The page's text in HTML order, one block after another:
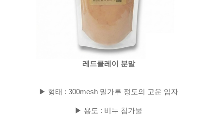
레드클레이 분말
▶ 형태 : 300mesh 밀가루 정도의 고운 입자
▶ 용도 : 비누 첨가물